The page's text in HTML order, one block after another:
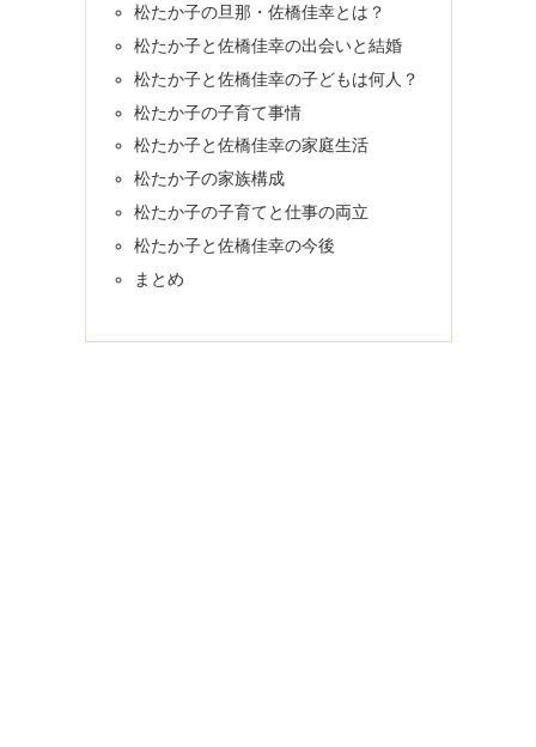
松たか子の旦那・佐橋佳幸とは？
松たか子と佐橋佳幸の出会いと結婚
松たか子と佐橋佳幸の子どもは何人？
松たか子の子育て事情
松たか子と佐橋佳幸の家庭生活
松たか子の家族構成
松たか子の子育てと仕事の両立
松たか子と佐橋佳幸の今後
まとめ